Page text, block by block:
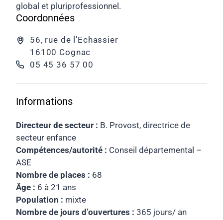
global et pluriprofessionnel.
Coordonnées
56, rue de l'Echassier
16100 Cognac
05 45 36 57 00
Informations
Directeur de secteur : B. Provost, directrice de
secteur enfance
Compétences/autorité : Conseil départemental –
ASE
Nombre de places : 68
Âge : 6 à 21 ans
Population : mixte
Nombre de jours d’ouvertures : 365 jours/ an